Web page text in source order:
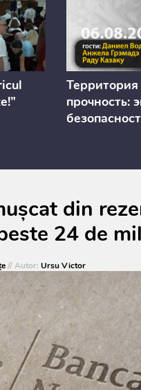
прочность:
din
24 de
// Autor: Ursu Victor